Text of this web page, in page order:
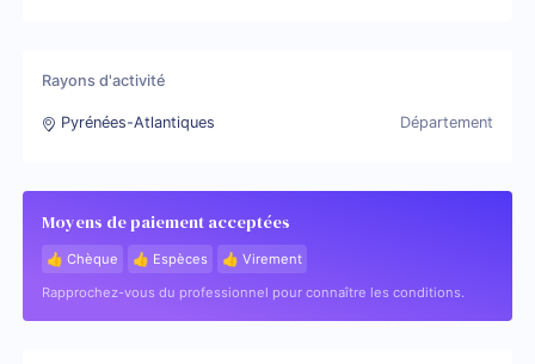
Rayons d'activité
Pyrénées-Atlantiques Département
Moyens de paiement acceptées
👍 Chèque 👍 Espèces
👍 Virement
Rapprochez-vous du professionnel pour connaître les conditions.